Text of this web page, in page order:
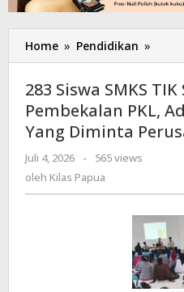
Home » Pendidikan »
Siswa
TIK
Ikuti
di
Luar
Papua
Yang
283 Siswa SMKS
Pembekalan PKL,
Yang Diminta
Juli 4, 2026
oleh
Kilas
Papua
-
565 views
oleh Kilas Papua